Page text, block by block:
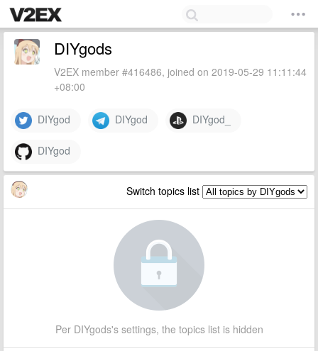
DIYgods
V2EX member #416486, joined on 2019-05-29 11:11:44
+08:00
DIYgod DIYgod DIYgod_
DIYgod
Switch topics list
Per DIYgods's settings, the topics list is hidden